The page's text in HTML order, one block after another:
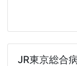
JR東京総合